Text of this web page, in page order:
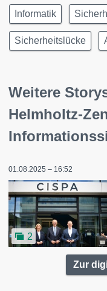
Informatik
Sicherheitslücke
Weitere
Helmholtz-
01.08.2025 – 16:52
2
Zur